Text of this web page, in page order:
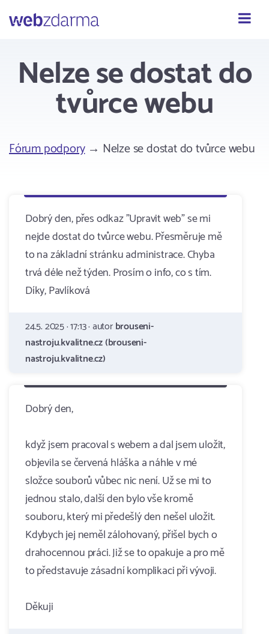
Webzdarma
Nelze se dostat do
tvůrce webu
Fórum podpory→ Nelze se dostat do tvůrce webu
Dobrý den, přes odkaz "Upravit web" se mi
nejde dostat do tvůrce webu. Přesměruje mě
to na základní stránku administrace. Chyba
trvá déle než týden. Prosím o info, co s tím.
Díky, Pavlíková
24.5. 2025 · 17:13 · autorbrouseni-
nastroju.kvalitne.cz (brouseni-
nastroju.kvalitne.cz)
Dobrý den,
když jsem pracoval s webem a dal jsem uložit,
objevila se červená hláška a náhle v mé
složce souborů vůbec nic není. Už se mi to
jednou stalo, další den bylo vše kromě
souboru, který mi předešlý den nešel uložit.
Kdybych jej neměl zálohovaný, přišel bych o
drahocennou práci. Již se to opakuje a pro mě
to představuje zásadní komplikaci při vývoji.
Děkuji